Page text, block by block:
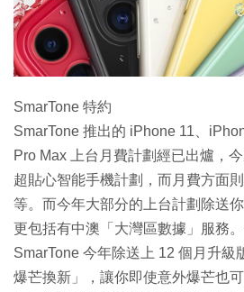
SmarTone 特約
SmarTone 推出的 iPhone 11、
Pro Max 上台月費計劃經已出爐，
超貼心智能手機計劃，而月費方面
等。而今年大部分的上台計劃除送
更包括有中澳「大灣區數據」服務
SmarTone 今年除送上 12 個月升級
爆芒換新」，讓你即使意外爆芒也